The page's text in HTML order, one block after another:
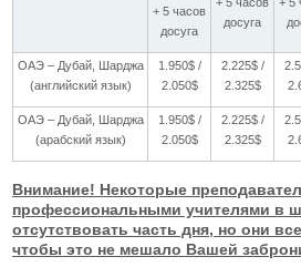
+ 5 часов
досуга
досуга
ОАЭ – Дубай, Шарджа
(английский язык)
1.950$ /
2.050$
2.225$ /
2.325$
ОАЭ – Дубай, Шарджа
(арабский язык)
1.950$ /
2.050$
2.225$ /
2.325$
Внимание! Некоторые
профессиональными учителями в
отсутствовать часть дня, но они
чтобы это не мешало Вашей